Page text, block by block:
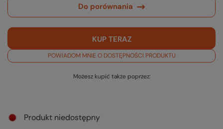
Do porównania
KUP TERAZ
POWIADOM MNIE O DOSTĘPNOŚCI PRODUKTU
Możesz kupić także poprzez:
Produkt niedostępny